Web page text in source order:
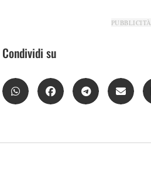
PUBBLICITÀ
Condividi su